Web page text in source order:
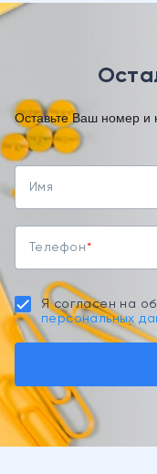
Оставьте Ваш номер и
Имя
Телефон
Я согласен на
персональных